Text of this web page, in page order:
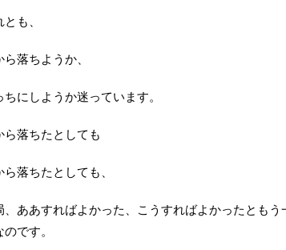
とも、
ら落ちようか、
ちにしようか迷っています。
ら落ちたとしても
ら落ちたとしても、
、ああすればよかった、こうすればよかったともう
のです。